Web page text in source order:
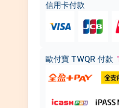
信用卡付款
歐付寶 TWQR 付款